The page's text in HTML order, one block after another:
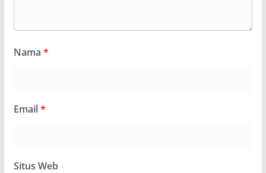
Nama *
Email*
Situs Web